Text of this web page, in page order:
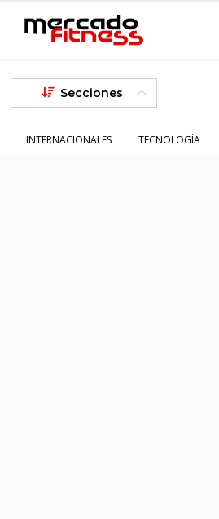
Secciones
INTERNACIONALES TECNOLOGÍA